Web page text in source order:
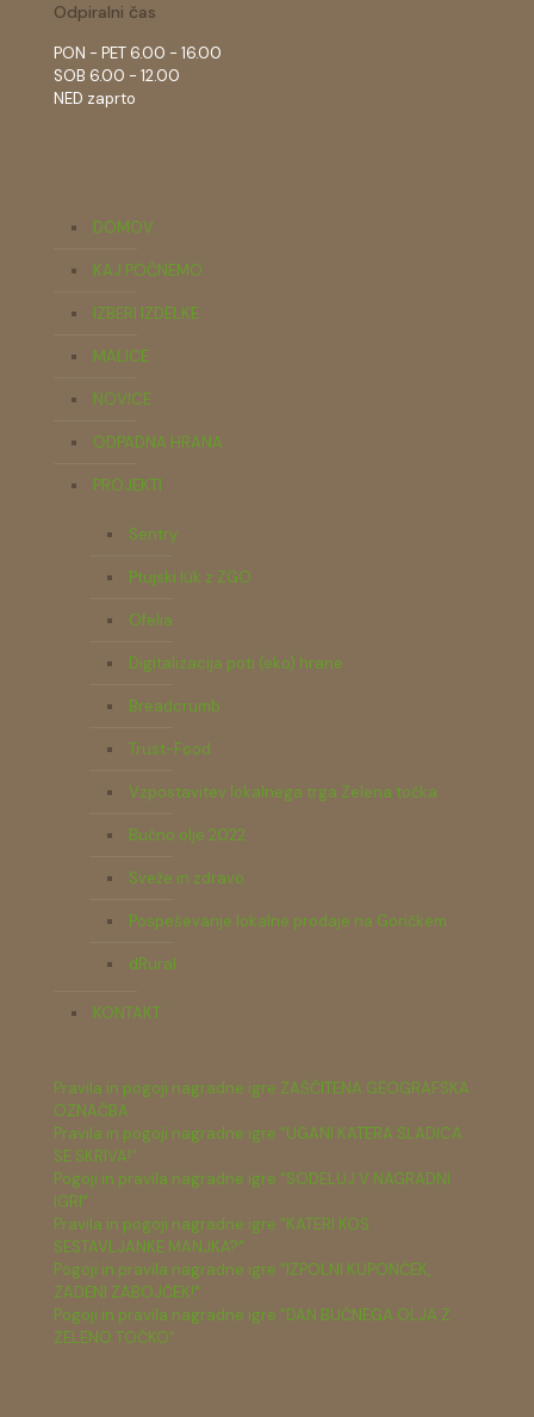
Odpiralni čas
PON - PET 6.00 - 16.00
SOB 6.00 - 12.00
NED zaprto
DOMOV
KAJ POČNEMO
IZBERI IZDELKE
MALICE
NOVICE
ODPADNA HRANA
PROJEKTI
Sentry
Ptujski lük z ZGO
Ofelia
Digitalizacija poti (eko) hrane
Breadcrumb
Trust-Food
Vzpostavitev lokalnega trga Zelena točka
Bučno olje 2022
Sveže in zdravo
Pospeševanje lokalne prodaje na Goričkem
dRural
KONTAKT
Pravila in pogoji nagradne igre ZAŠČITENA GEOGRAFSKA
OZNAČBA
Pravila in pogoji nagradne igre "UGANI KATERA SLADICA
SE SKRIVA!"
Pogoji in pravila nagradne igre "SODELUJ V NAGRADNI
IGRI"
Pravila in pogoji nagradne igre "KATERI KOS
SESTAVLJANKE MANJKA?"
Pogoji in pravila nagradne igre "IZPOLNI KUPONČEK,
ZADENI ZABOJČEK!"
Pogoji in pravila nagradne igre "DAN BUČNEGA OLJA Z
ZELENO TOČKO"